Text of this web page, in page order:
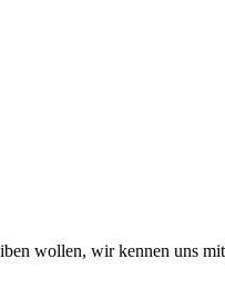
wollen, wir kennen uns